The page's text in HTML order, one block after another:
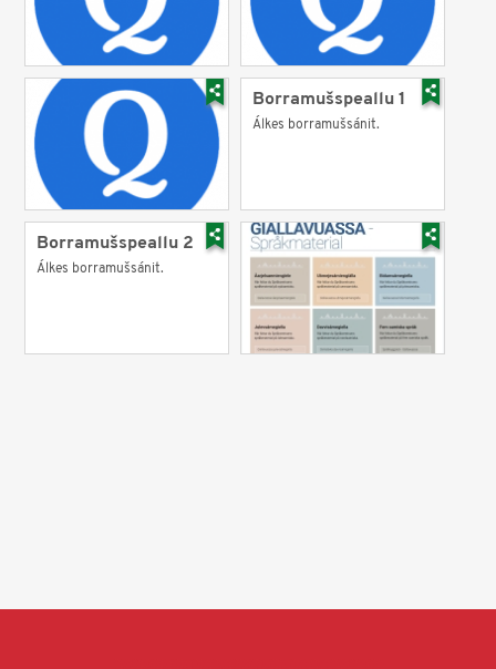
Borramušspeallu 1
Álkes borramušsánit.
Borramušspeallu 2
Álkes borramušsánit.